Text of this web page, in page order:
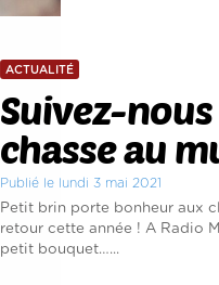
ACTUALITÉ
Suivez-
chasse au
Publié le lundi 3 mai 2021
Petit brin porte bonheur aux
retour cette année ! A Radio
petit bouquet…...